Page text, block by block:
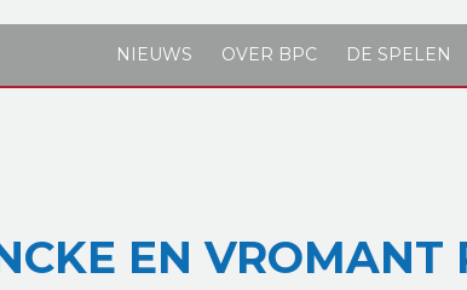
NIEUWS OVER BPC DE SPELEN
EN VROMANT